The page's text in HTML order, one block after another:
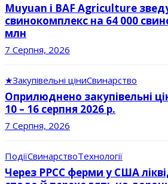
Muyuan і BAF Agriculture
свинокомплекс на 64 000
млн
7 Серпня, 2026
★Закупівельні ціниСвинарство
Оприлюднено закупівельні
10 – 16 серпня 2026 р.
7 Серпня, 2026
ПодіїСвинарствоТехнології
Через РРСС ферми у США